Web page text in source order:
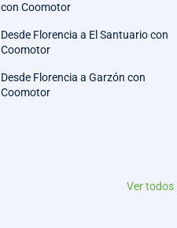
con Coomotor
Desde Florencia a El Santuario con
Coomotor
Desde Florencia a Garzón con
Coomotor
Ver todos